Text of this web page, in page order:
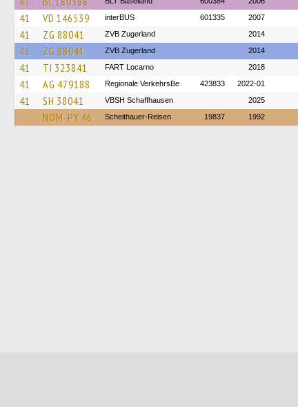
41 VD 146539 interBUS 601335 2007
41 ZG 88041 ZVB Zugerland 2014
41 ZG 88041 ZVB Zugerland 2014
41 TI 323841 FART Locarno 2018
41 AG 479188 Regionale VerkehrsBe 423833 2022-01
41 SH 38041 VBSH Schaffhausen 2025
NOM-PY 46 Scheithauer-Reisen 19837 1992